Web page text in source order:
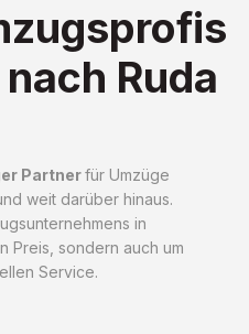
Ruda
Partnerfür Umzüge
weit darüber hinaus.
in
Preis, sondern auch um
Service.